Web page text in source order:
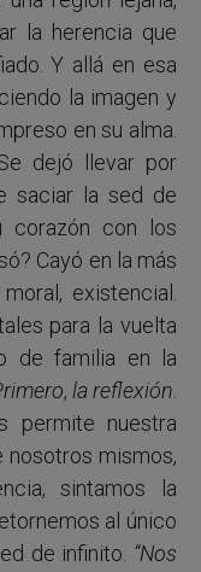
la herencia que
Y allá en esa
la imagen y
en su alma.
dejó llevar por
saciar la sed de
corazón con los
Cayó en la más
existencial.
para la vuelta
de familia en la
, la reflexión.
permite nuestra
nosotros mismos,
sintamos la
al único
de infinito. “Nos